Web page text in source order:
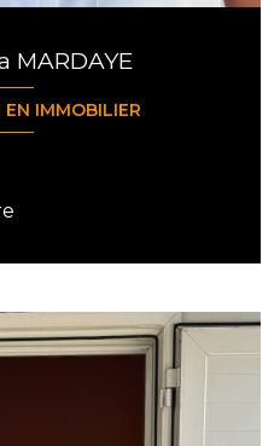
MARDAYE
EN IMMOBILIER